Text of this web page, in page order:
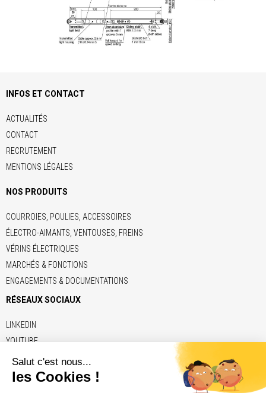
INFOS ET CONTACT
ACTUALITÉS
CONTACT
RECRUTEMENT
MENTIONS LÉGALES
NOS PRODUITS
COURROIES, POULIES, ACCESSOIRES
ÉLECTRO-AIMANTS, VENTOUSES, FREINS
VÉRINS ÉLECTRIQUES
MARCHÉS & FONCTIONS
ENGAGEMENTS & DOCUMENTATIONS
RÉSEAUX SOCIAUX
LINKEDIN
YOUTUBE
LIENS
ADE